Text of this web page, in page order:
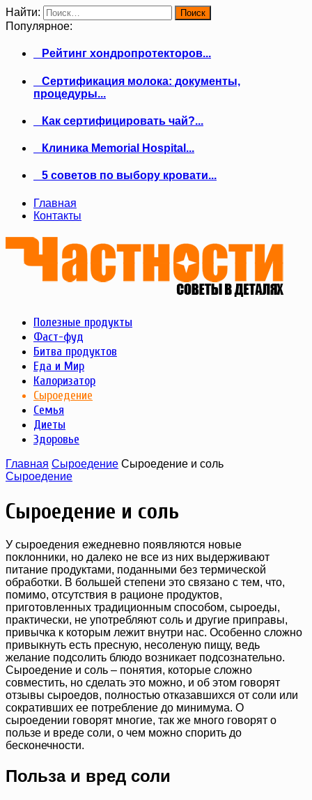
Найти:
Популярное:
Рейтинг хондропротекторов...
Сертификация молока: документы,
процедуры...
Как сертифицировать чай?...
Клиника Memorial Hospital...
5 советов по выбору кровати...
Главная
Контакты
Полезные продукты
Фаст-фуд
Битва продуктов
Еда и Мир
Калоризатор
Сыроедение
Семья
Диеты
Здоровье
Главная Сыроедение Сыроедение и соль
Сыроедение
Сыроедение и соль
У сыроедения ежедневно появляются новые
поклонники, но далеко не все из них выдерживают
питание продуктами, поданными без термической
обработки. В большей степени это связано с тем, что,
помимо, отсутствия в рационе продуктов,
приготовленных традиционным способом, сыроеды,
практически, не употребляют соль и другие приправы,
привычка к которым лежит внутри нас. Особенно сложно
привыкнуть есть пресную, несоленую пищу, ведь
желание подсолить блюдо возникает подсознательно.
Сыроедение и соль – понятия, которые сложно
совместить, но сделать это можно, и об этом говорят
отзывы сыроедов, полностью отказавшихся от соли или
сокративших ее потребление до минимума. О
сыроедении говорят многие, так же много говорят о
пользе и вреде соли, о чем можно спорить до
бесконечности.
Польза и вред соли